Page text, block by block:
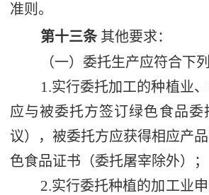
准则。
第十三条 其他要求：
（一）委托生产应符合下
1.实行委托加工的种植业、
应与被委托方签订绿色食品委
议），被委托方应获得相应产
色食品证书（委托屠宰除外）；
2.实行委托种植的加工业